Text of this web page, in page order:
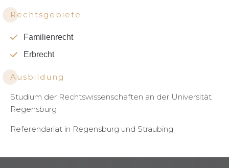
Rechtsgebiete
Familienrecht
Erbrecht
Ausbildung
Studium der Rechtswissenschaften an der Universität
Regensburg
Referendariat in Regensburg und Straubing